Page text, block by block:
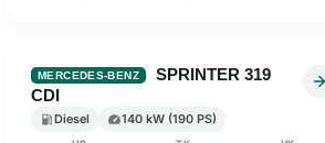
MERCEDES-BENZ
SPRINTER 319
CDI
Diesel 140 kW (190 PS)